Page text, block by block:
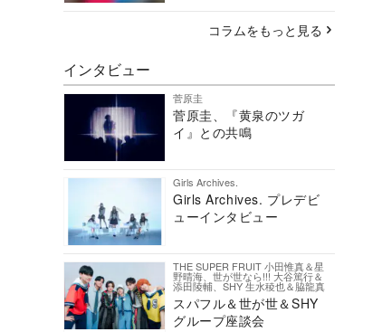
コラムをもっと見る
インタビュー
菅原圭
菅原圭、『黄泉のツガ
イ』との共鳴
Girls Archives.
Girls Archives. プレデビ
ューインタビュー
THE SUPER FRUIT 小田惟真＆星
野晴海、世が世なら!!! 大谷篤行＆
添田陵輔、SHY 生水稜也＆脇龍真
スパフル＆世が世＆SHY
グループ座談会